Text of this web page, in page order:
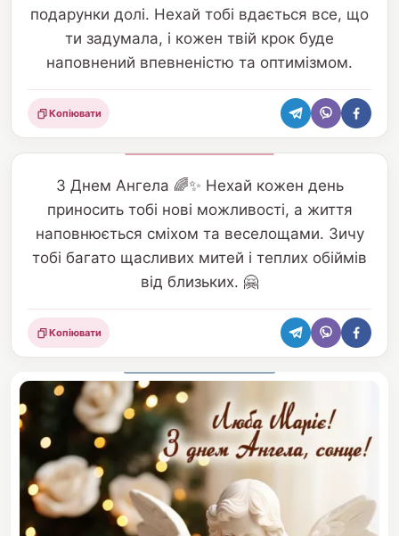
подарунки долі. Нехай тобі вдається все, що
ти задумала, і кожен твій крок буде
наповнений впевненістю та оптимізмом.
Поділитися
Копіювати
З Днем Ангела 🌈✨ Нехай кожен день
приносить тобі нові можливості, а життя
наповнюється сміхом та веселощами. Зичу
тобі багато щасливих митей і теплих обіймів
від близьких. 🤗
Поділитися
Копіювати